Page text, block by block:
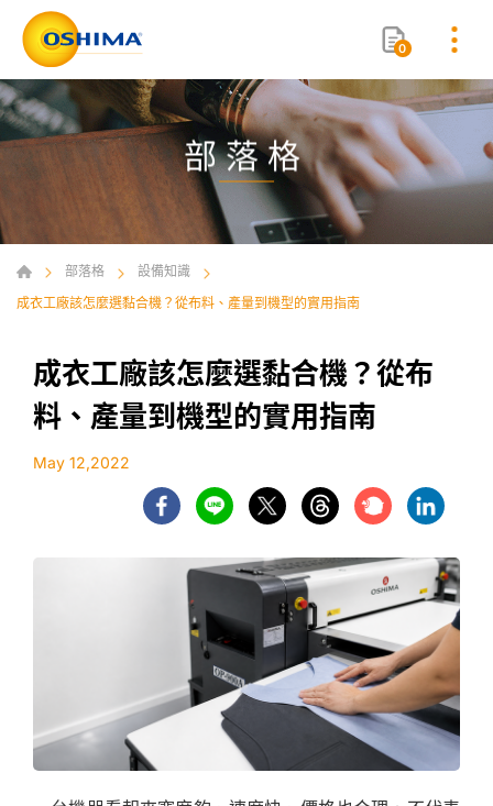
0
部落格
部落格
設備知識
成衣工廠該怎麼選黏合機？從布料、產量到機型的實用指南
成衣工廠該怎麼選黏合機？從布
料、產量到機型的實用指南
May 12,2022